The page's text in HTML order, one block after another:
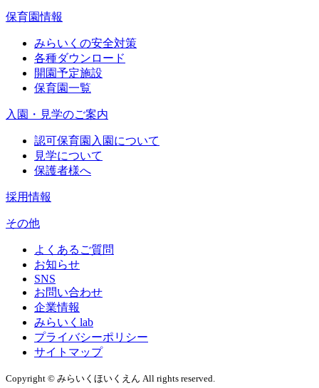
保育園情報
みらいくの安全対策
各種ダウンロード
開園予定施設
保育園一覧
入園・見学のご案内
認可保育園入園について
見学について
保護者様へ
採用情報
その他
よくあるご質問
お知らせ
SNS
お問い合わせ
企業情報
みらいくlab
プライバシーポリシー
サイトマップ
Copyright © みらいくほいくえん All rights reserved.